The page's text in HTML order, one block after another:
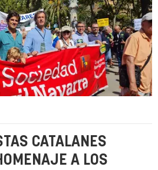
CATALANES
A LOS